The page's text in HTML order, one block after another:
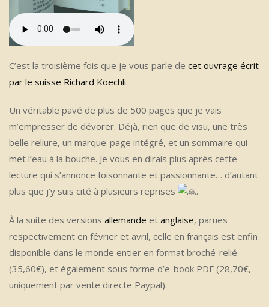
C’est la troisième fois que je vous parle de cet ouvrage écrit
par le suisse Richard Koechli.
Un véritable pavé de plus de 500 pages que je vais
m’empresser de dévorer. Déjà, rien que de visu, une très
belle reliure, un marque-page intégré, et un sommaire qui
met l’eau à la bouche. Je vous en dirais plus après cette
lecture qui s’annonce foisonnante et passionnante… d’autant
plus que j’y suis cité à plusieurs reprises
.
À la suite des versions allemande et anglaise, parues
respectivement en février et avril, celle en français est enfin
disponible dans le monde entier en format broché-relié
(35,60€), et également sous forme d’e-book PDF (28,70€,
uniquement par vente directe Paypal).